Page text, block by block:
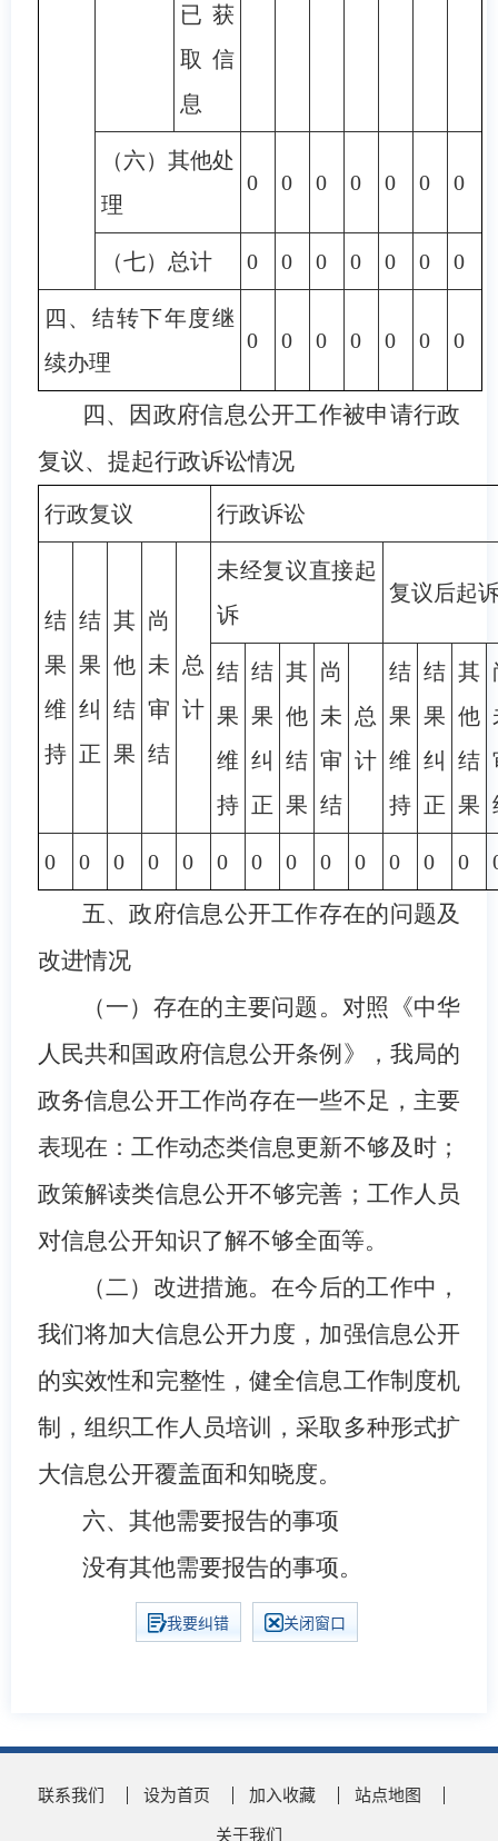
已获
取信
息
（六）其他处
理
0 0 0 0 0 0 0
（七）总计 0 0 0 0 0 0 0
四、结转下年度继
续办理
0 0 0 0 0 0 0
四、因政府信息公开工作被申请行政
复议、提起行政诉讼情况
行政复议 行政诉讼
结
果
维
持
结
果
纠
正
其
他
结
果
尚
未
审
结
总
计
未经复议直接起
诉
复议后起
结
果
维
持
结
果
纠
正
其
他
结
果
尚
未
审
结
总
计
结
果
维
持
结
果
纠
正
其
他
结
果
0 0 0 0 0 0 0 0 0 0 0 0 0
五、政府信息公开工作存在的问题及
改进情况
（一）存在的主要问题。 对照《中华
人民共和国政府信息公开条例》，我局的
政务信息公开工作尚存在一些不足，主要
表现在：工作动态类信息更新不够及时；
政策解读类信息公开不够完善；工作人员
对信息公开知识了解不够全面等。
（二）改进措施。在今后的工作中，
我们将加大信息公开力度，加强信息公开
的实效性和完整性，健全信息工作制度机
制，组织工作人员培训，采取多种形式扩
大信息公开覆盖面和知晓度。
六、其他需要报告的事项
没有其他需要报告的事项。
我要纠错 关闭窗口
联系我们 设为首页 加入收藏
站点地图
关于我们